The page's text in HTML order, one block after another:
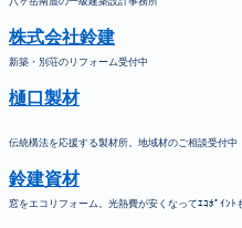
株式会社鈴建
新築・別荘のリフォーム受付中
樋口製材
伝統構法を応援する製材所。地域材のご相談受付中
鈴建資材
窓をエコリフォーム。光熱費が安くなってｴｺﾎﾟｲﾝﾄ